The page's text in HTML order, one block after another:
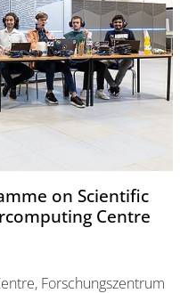
on Scientific
Centre
Forschungszentrum